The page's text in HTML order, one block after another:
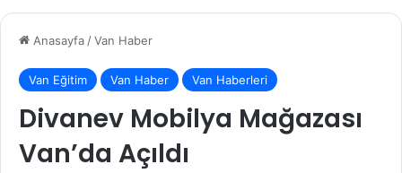
Anasayfa/Van Haber
Van Eğitim Van Haber Van Haberleri
Divanev Mobilya Mağazası
Van’da Açıldı